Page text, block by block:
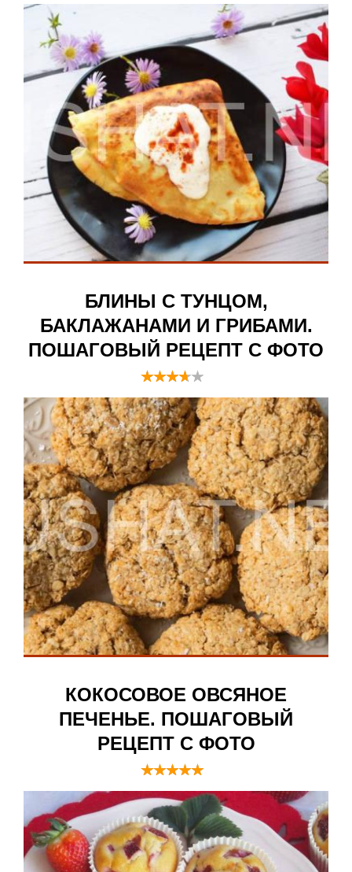
БЛИНЫ С ТУНЦОМ,
БАКЛАЖАНАМИ И ГРИБАМИ.
ПОШАГОВЫЙ РЕЦЕПТ С ФОТО
КОКОСОВОЕ ОВСЯНОЕ
ПЕЧЕНЬЕ. ПОШАГОВЫЙ
РЕЦЕПТ С ФОТО